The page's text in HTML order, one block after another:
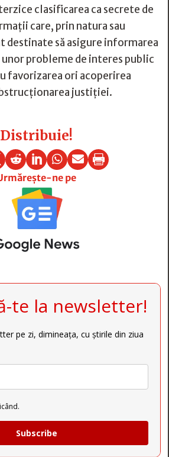
clasificarea ca secrete de
care, prin natura sau
destinate să asigure informarea
probleme de interes public
favorizarea ori acoperirea
justiției.
Distribuie!
   

ne pe
te la newsletter!
pe zi, dimineața, cu știrile din ziua
Subscribe